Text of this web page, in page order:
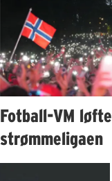
Fotball-VM
strømmeligaen